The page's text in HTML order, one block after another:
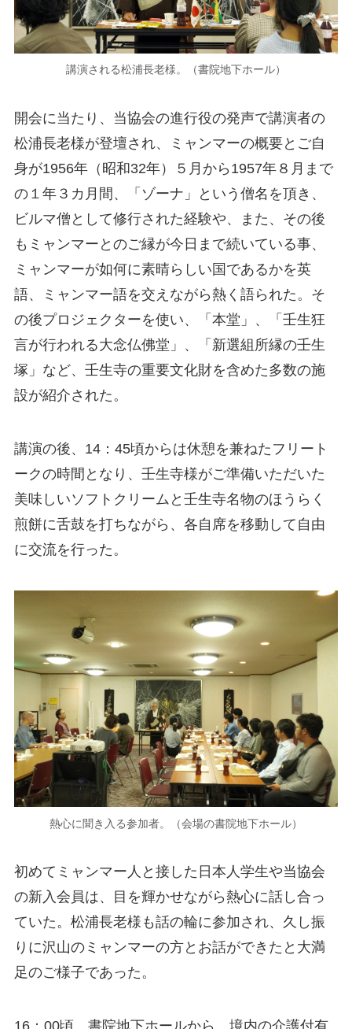
講演される松浦長老様。（書院地下ホール）
開会に当たり、当協会の進行役の発声で講演者の
松浦長老様が登壇され、ミャンマーの概要とご自
身が1956年（昭和32年）５月から1957年８月まで
の１年３カ月間、「ゾーナ」という僧名を頂き、
ビルマ僧として修行された経験や、また、その後
もミャンマーとのご縁が今日まで続いている事、
ミャンマーが如何に素晴らしい国であるかを英
語、ミャンマー語を交えながら熱く語られた。そ
の後プロジェクターを使い、「本堂」、「壬生狂
言が行われる大念仏佛堂」、「新選組所縁の壬生
塚」など、壬生寺の重要文化財を含めた多数の施
設が紹介された。
講演の後、14：45頃からは休憩を兼ねたフリート
ークの時間となり、壬生寺様がご準備いただいた
美味しいソフトクリームと壬生寺名物のほうらく
煎餅に舌鼓を打ちながら、各自席を移動して自由
に交流を行った。
熱心に聞き入る参加者。（会場の書院地下ホール）
初めてミャンマー人と接した日本人学生や当協会
の新入会員は、目を輝かせながら熱心に話し合っ
ていた。松浦長老様も話の輪に参加され、久し振
りに沢山のミャンマーの方とお話ができたと大満
足のご様子であった。